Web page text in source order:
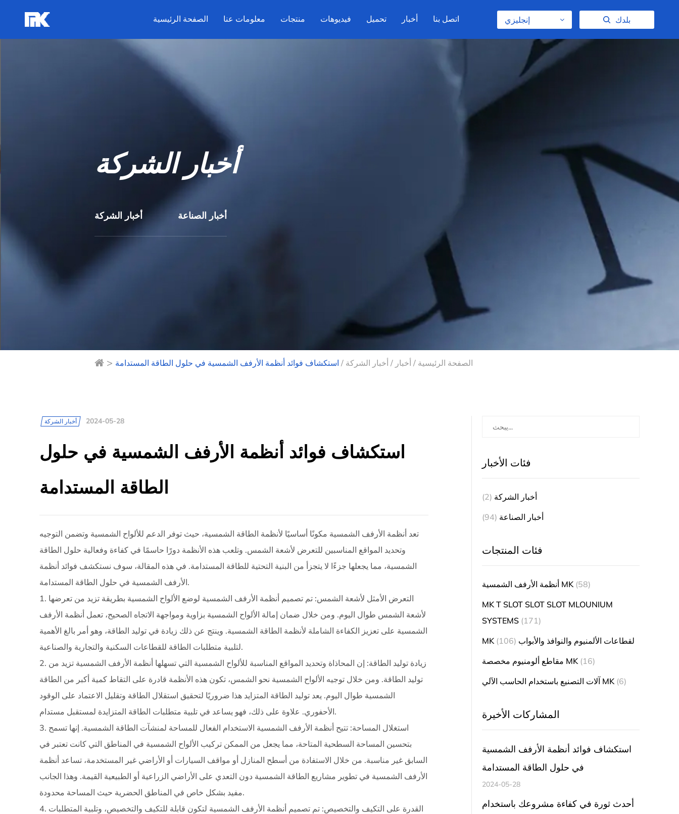
الصفحة الرئيسية معلومات عنا منتجات فيديوهات تحميل أخبار اتصل بنا إنجليزي بلدك
أخبار الشركة
أخبار الشركة أخبار الصناعة
> الصفحة الرئيسية / أخبار / أخبار الشركة / استكشاف فوائد أنظمة الأرفف الشمسية في حلول الطاقة المستدامة
فئات الأخبار
أخبار الشركة (2)
أخبار الصناعة (94)
فئات المنتجات
أنظمة الأرفف الشمسية MK (58)
MK T SLOT SLOT SLOT MLOUNIUM
SYSTEMS (171)
MK لقطاعات الألمنيوم والنوافذ والأبواب (106)
مقاطع ألومنيوم مخصصة MK (16)
آلات التصنيع باستخدام الحاسب الآلي MK (6)
المشاركات الأخيرة
استكشاف فوائد أنظمة الأرفف الشمسية
في حلول الطاقة المستدامة
2024-05-28
أحدث ثورة في كفاءة مشروعك باستخدام
أخبار الشركة 2024-05-28
استكشاف فوائد أنظمة الأرفف الشمسية في حلول
الطاقة المستدامة
تعد أنظمة الأرفف الشمسية مكونًا أساسيًا لأنظمة الطاقة الشمسية، حيث توفر الدعم للألواح الشمسية وتضمن التوجيه
وتحديد المواقع المناسبين للتعرض لأشعة الشمس. وتلعب هذه الأنظمة دورًا حاسمًا في كفاءة وفعالية حلول الطاقة
الشمسية، مما يجعلها جزءًا لا يتجزأ من البنية التحتية للطاقة المستدامة. في هذه المقالة، سوف نستكشف فوائد أنظمة
الأرفف الشمسية في حلول الطاقة المستدامة.
1. التعرض الأمثل لأشعة الشمس: تم تصميم أنظمة الأرفف الشمسية لوضع الألواح الشمسية بطريقة تزيد من تعرضها
لأشعة الشمس طوال اليوم. ومن خلال ضمان إمالة الألواح الشمسية بزاوية ومواجهة الاتجاه الصحيح، تعمل أنظمة الأرفف
الشمسية على تعزيز الكفاءة الشاملة لأنظمة الطاقة الشمسية. وينتج عن ذلك زيادة في توليد الطاقة، وهو أمر بالغ الأهمية
لتلبية متطلبات الطاقة للقطاعات السكنية والتجارية والصناعية.
2. زيادة توليد الطاقة: إن المحاذاة وتحديد المواقع المناسبة للألواح الشمسية التي تسهلها أنظمة الأرفف الشمسية تزيد من
توليد الطاقة. ومن خلال توجيه الألواح الشمسية نحو الشمس، تكون هذه الأنظمة قادرة على التقاط كمية أكبر من الطاقة
الشمسية طوال اليوم. يعد توليد الطاقة المتزايد هذا ضروريًا لتحقيق استقلال الطاقة وتقليل الاعتماد على الوقود
الأحفوري. علاوة على ذلك، فهو يساعد في تلبية متطلبات الطاقة المتزايدة لمستقبل مستدام.
3. استغلال المساحة: تتيح أنظمة الأرفف الشمسية الاستخدام الفعال للمساحة لمنشآت الطاقة الشمسية. إنها تسمح
بتحسين المساحة السطحية المتاحة، مما يجعل من الممكن تركيب الألواح الشمسية في المناطق التي كانت تعتبر في
السابق غير مناسبة. من خلال الاستفادة من أسطح المنازل أو مواقف السيارات أو الأراضي غير المستخدمة، تساعد أنظمة
الأرفف الشمسية في تطوير مشاريع الطاقة الشمسية دون التعدي على الأراضي الزراعية أو الطبيعية القيمة. وهذا الجانب
مفيد بشكل خاص في المناطق الحضرية حيث المساحة محدودة.
4. القدرة على التكيف والتخصيص: تم تصميم أنظمة الأرفف الشمسية لتكون قابلة للتكيف والتخصيص، وتلبية المتطلبات